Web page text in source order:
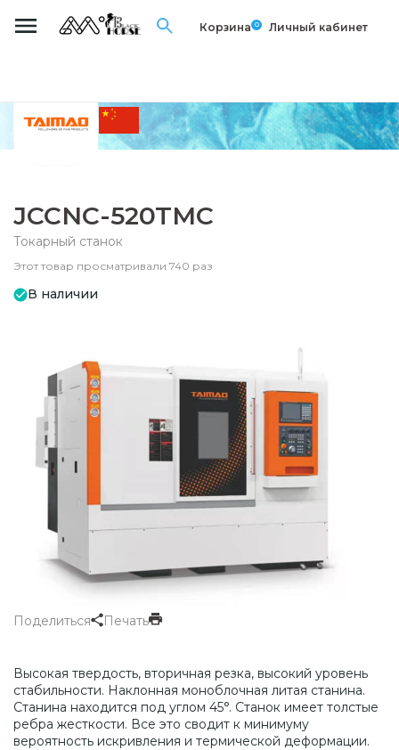
Корзина 0 Личный кабинет
JCCNC-520TMC
Токарный станок
Этот товар просматривали 740 раз
В наличии
Поделиться Печать
Высокая твердость, вторичная резка, высокий уровень
стабильности. Наклонная моноблочная литая станина.
Станина находится под углом 45°. Станок имеет толстые
ребра жесткости. Все это сводит к минимуму
вероятность искривления и термической деформации.